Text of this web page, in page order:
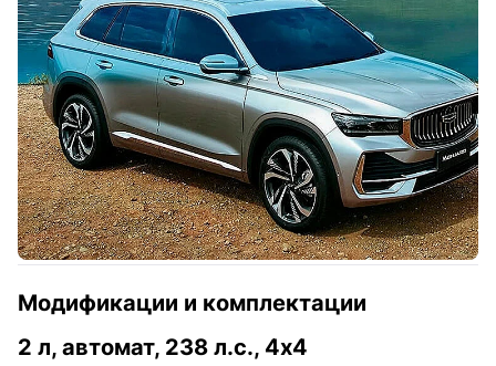
Модификации и комплектации
2 л, автомат, 238 л.с., 4x4